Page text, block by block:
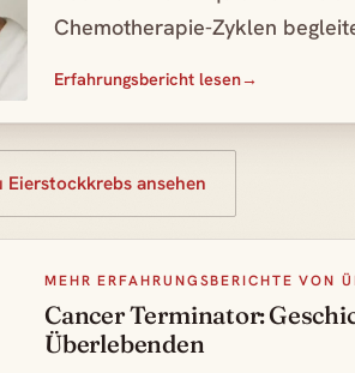
Chemotherapie-Zyklen
Erfahrungsbericht lesen
ansehen
MEHR ERFAHRUNGSBERICHTE VON
Cancer Terminator:
Überlebenden